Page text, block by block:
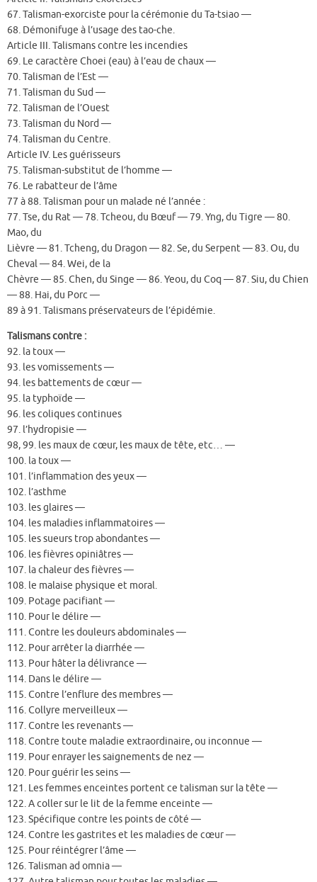
67. Talisman-exorciste pour la cérémonie du Ta-tsiao —
68. Démonifuge à l’usage des tao-che.
Article III. Talismans contre les incendies
69. Le caractère Choei (eau) à l’eau de chaux —
70. Talisman de l’Est —
71. Talisman du Sud —
72. Talisman de l’Ouest
73. Talisman du Nord —
74. Talisman du Centre.
Article IV. Les guérisseurs
75. Talisman-substitut de l’homme —
76. Le rabatteur de l’âme
77 à 88. Talisman pour un malade né l’année :
77. Tse, du Rat — 78. Tcheou, du Bœuf — 79. Yng, du Tigre — 80.
Mao, du
Lièvre — 81. Tcheng, du Dragon — 82. Se, du Serpent — 83. Ou, du
Cheval — 84. Wei, de la
Chèvre — 85. Chen, du Singe — 86. Yeou, du Coq — 87. Siu, du Chien
— 88. Hai, du Porc —
89 à 91. Talismans préservateurs de l’épidémie.
Talismans contre :
92. la toux —
93. les vomissements —
94. les battements de cœur —
95. la typhoïde —
96. les coliques continues
97. l’hydropisie —
98, 99. les maux de cœur, les maux de tête, etc… —
100. la toux —
101. l’inflammation des yeux —
102. l’asthme
103. les glaires —
104. les maladies inflammatoires —
105. les sueurs trop abondantes —
106. les fièvres opiniâtres —
107. la chaleur des fièvres —
108. le malaise physique et moral.
109. Potage pacifiant —
110. Pour le délire —
111. Contre les douleurs abdominales —
112. Pour arrêter la diarrhée —
113. Pour hâter la délivrance —
114. Dans le délire —
115. Contre l’enflure des membres —
116. Collyre merveilleux —
117. Contre les revenants —
118. Contre toute maladie extraordinaire, ou inconnue —
119. Pour enrayer les saignements de nez —
120. Pour guérir les seins —
121. Les femmes enceintes portent ce talisman sur la tête —
122. A coller sur le lit de la femme enceinte —
123. Spécifique contre les points de côté —
124. Contre les gastrites et les maladies de cœur —
125. Pour réintégrer l’âme —
126. Talisman ad omnia —